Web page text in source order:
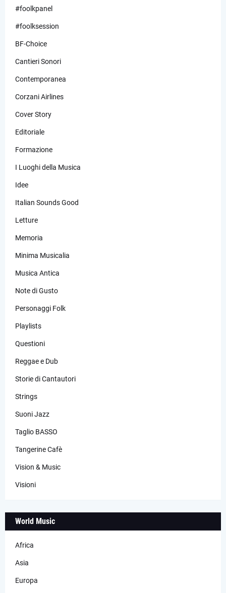
#foolkpanel
#foolksession
BF-Choice
Cantieri Sonori
Contemporanea
Corzani Airlines
Cover Story
Editoriale
Formazione
I Luoghi della Musica
Idee
Italian Sounds Good
Letture
Memoria
Minima Musicalia
Musica Antica
Note di Gusto
Personaggi Folk
Playlists
Questioni
Reggae e Dub
Storie di Cantautori
Strings
Suoni Jazz
Taglio BASSO
Tangerine Cafè
Vision & Music
Visioni
World Music
Africa
Asia
Europa